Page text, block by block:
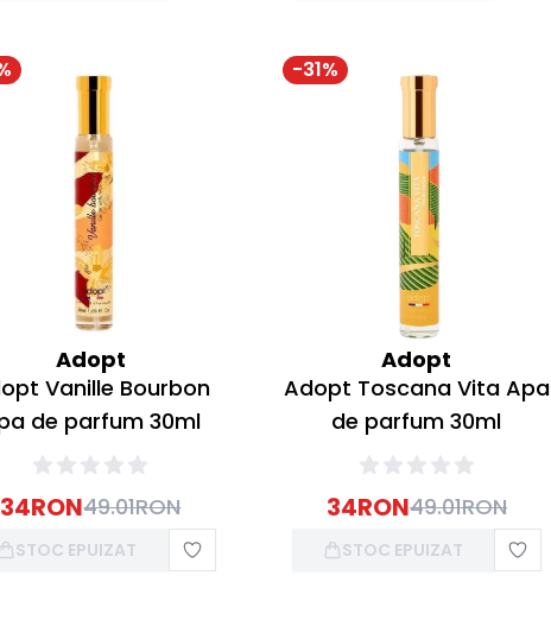
Adopt
Vanille Bourbon
de parfum 30ml
34RON49.01RON
STOC EPUIZAT
-31%
Adopt
Adopt Toscana Vita Apa
de parfum 30ml
34RON49.01RON
STOC EPUIZAT